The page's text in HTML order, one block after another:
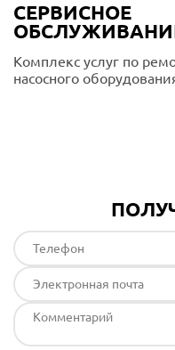
СЕРВИСНОЕ
Комплекс услуг по
насосного